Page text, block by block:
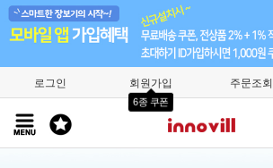
로그인 회원가입
6종 쿠폰
주문조회